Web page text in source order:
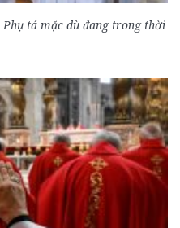
tá mặc dù đang trong thời